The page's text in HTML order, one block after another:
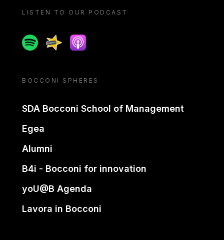
LISTEN TO OUR PODCAST
SpotifySpreakerApple podcast
BOCCONI SPHERES
SDA Bocconi School of Management
Egea
Alumni
B4i - Bocconi for innovation
yoU@B Agenda
Lavora in Bocconi